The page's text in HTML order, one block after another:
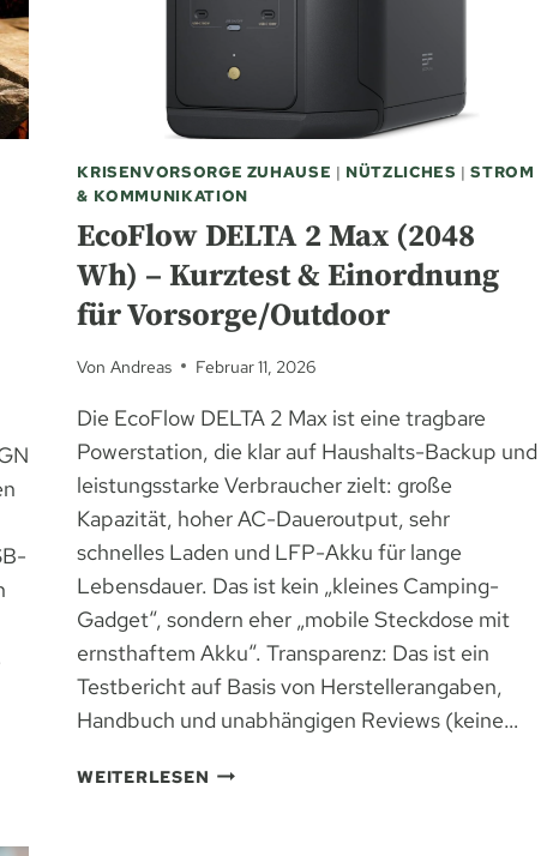
KRISENVORSORGE ZUHAUSE | NÜTZLICHES |STROM
& KOMMUNIKATION
EcoFlow DELTA 2 Max (2048
Wh) – Kurztest & Einordnung
für Vorsorge/Outdoor
Von Andreas Februar 11, 2026
Die EcoFlow DELTA 2 Max ist eine tragbare
Powerstation, die klar auf Haushalts-Backup und
leistungsstarke Verbraucher zielt: große
Kapazität, hoher AC-Daueroutput, sehr
schnelles Laden und LFP-Akku für lange
Lebensdauer. Das ist kein „kleines Camping-
Gadget“, sondern eher „mobile Steckdose mit
ernsthaftem Akku“. Transparenz: Das ist ein
Testbericht auf Basis von Herstellerangaben,
Handbuch und unabhängigen Reviews (keine…
WEITERLESEN ECOFLOW